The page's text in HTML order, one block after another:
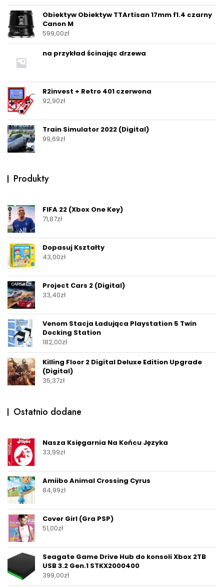
Obiektyw Obiektyw TTArtisan 17mm f1.4 czarny
Canon M
599,00zł
na przykład ścinając drzewa
R2invest + Retro 401 czerwona
92,90zł
Train Simulator 2022 (Digital)
99,69zł
Produkty
FIFA 22 (Xbox One Key)
71,87zł
Dopasuj Kształty
43,00zł
Project Cars 2 (Digital)
33,40zł
Venom Stacja Ładująca Playstation 5 Twin
Docking Station
182,00zł
Killing Floor 2 Digital Deluxe Edition Upgrade
(Digital)
35,37zł
Ostatnio dodane
Nasza Księgarnia Na Końcu Języka
33,99zł
Amiibo Animal Crossing Cyrus
84,99zł
Cover Girl (Gra PSP)
51,00zł
Seagate Game Drive Hub do konsoli Xbox 2TB
USB 3.2 Gen.1 STKX2000400
399,00zł